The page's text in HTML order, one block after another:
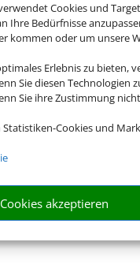
Cookies und
Ihre Bedürfnisse
kommen oder um unsere
Erlebnis zu bieten,
Sie diesen
Sie ihre Zustimmung
Cookies und
akzeptieren